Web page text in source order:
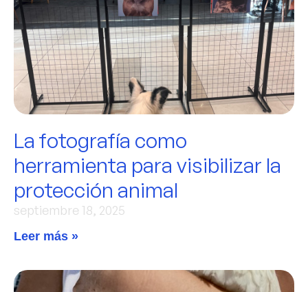
La fotografía como
herramienta para visibilizar la
protección animal
septiembre 18, 2025
Leer más »